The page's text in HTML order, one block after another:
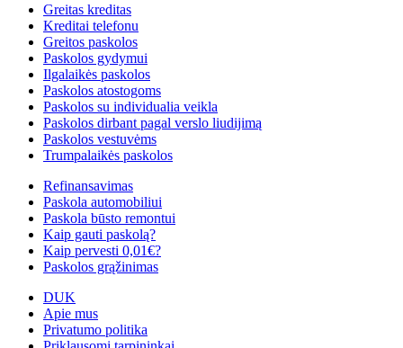
Greitas kreditas
Kreditai telefonu
Greitos paskolos
Paskolos gydymui
Ilgalaikės paskolos
Paskolos atostogoms
Paskolos su individualia veikla
Paskolos dirbant pagal verslo liudijimą
Paskolos vestuvėms
Trumpalaikės paskolos
Refinansavimas
Paskola automobiliui
Paskola būsto remontui
Kaip gauti paskolą?
Kaip pervesti 0,01€?
Paskolos grąžinimas
DUK
Apie mus
Privatumo politika